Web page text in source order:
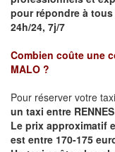
pour répondre à
24h/24, 7j/7
Combien coûte une
MALO ?
Pour réserver votre
un taxi entre
Le prix approximatif
est entre 170-175